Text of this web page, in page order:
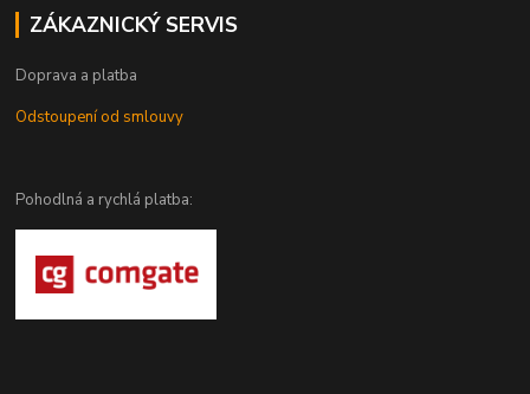
ZÁKAZNICKÝ SERVIS
Doprava a platba
Odstoupení od smlouvy
Pohodlná a rychlá platba: